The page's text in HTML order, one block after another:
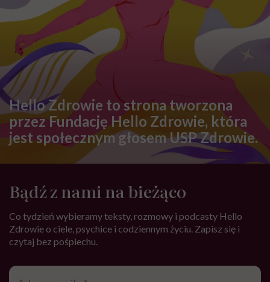
Hello Zdrowie to strona tworzona
przez Fundację Hello Zdrowie, która
jest społecznym głosem USP Zdrowie.
Bądź z nami na bieżąco
Co tydzień wybieramy teksty, rozmowy i podcasty Hello
Zdrowie o ciele, psychice i codziennym życiu. Zapisz się i
czytaj bez pośpiechu.
Adres